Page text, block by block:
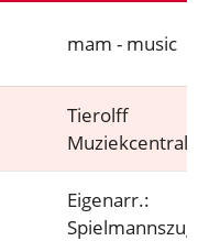
mam - music
Tierolff
Muziekcentrale
Eigenarr.:
Spielmannszug